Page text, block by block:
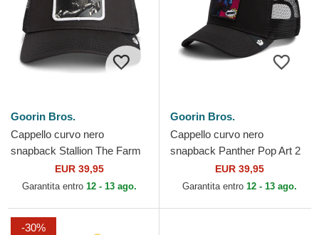
Goorin Bros.
Cappello curvo nero
snapback Stallion The Farm
Goorin Bros.EUR 39,95
Garantita entro 12 - 13 ago.
Goorin Bros.
Cappello curvo nero
snapback Panther Pop Art 2
The Farm Goorin Bros.
EUR 39,95
Garantita entro 12 - 13 ago.
-30%